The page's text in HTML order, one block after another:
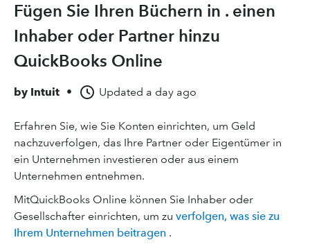
Fügen Sie Ihren Büchern in . einen
Inhaber oder Partner hinzu
QuickBooks Online
by Intuit • Updated a day ago
Erfahren Sie, wie Sie Konten einrichten, um Geld
nachzuverfolgen, das Ihre Partner oder Eigentümer in
ein Unternehmen investieren oder aus einem
Unternehmen entnehmen.
MitQuickBooks Online können Sie Inhaber oder
Gesellschafter einrichten, um zu verfolgen, was sie zu
Ihrem Unternehmen beitragen .